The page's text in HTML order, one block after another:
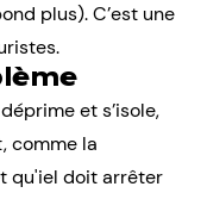
plus). C’est une
et s’isole,
comme la
qu'iel doit arrêter